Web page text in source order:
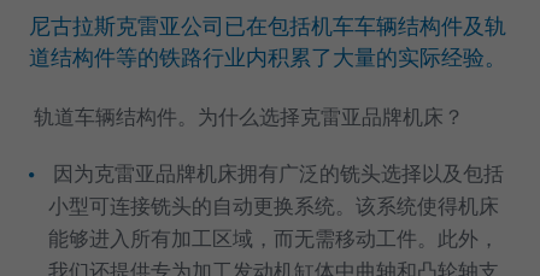
尼古拉斯克雷亚公司已在包括机车车辆结构件及轨
道结构件等的铁路行业内积累了大量的实际经验。
轨道车辆结构件。为什么选择克雷亚品牌机床？
因为克雷亚品牌机床拥有广泛的铣头选择以及包括
小型可连接铣头的自动更换系统。该系统使得机床
能够进入所有加工区域，而无需移动工件。此外，